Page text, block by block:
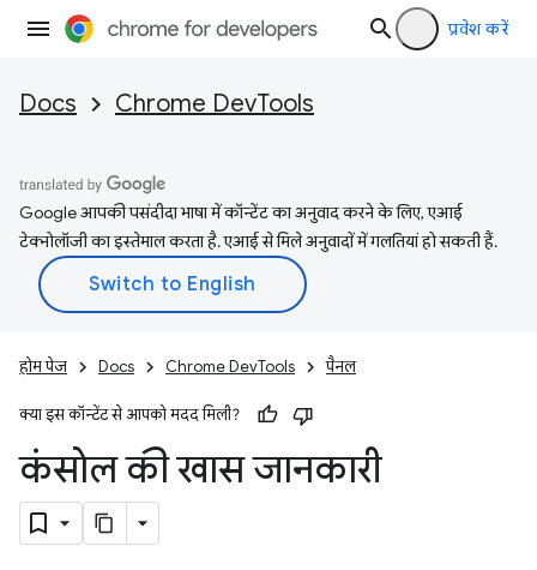
प्रवेश करें
Docs Chrome DevTools
Google आपकी पसंदीदा भाषा में कॉन्टेंट का अनुवाद करने के लिए, एआई
टेक्नोलॉजी का इस्तेमाल करता है. एआई से मिले अनुवादों में गलतियां हो सकती हैं.
होम पेज Docs Chrome DevTools पैनल
क्या इस कॉन्टेंट से आपको मदद मिली?
कंसोल की खास जानकारी